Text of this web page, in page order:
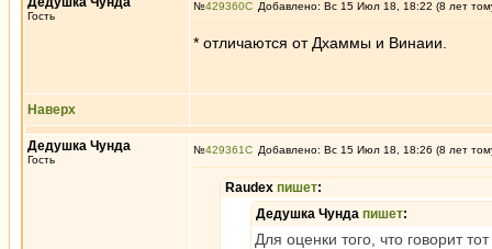
Гость
№429360 Добавлено: Вс 15 Июл 18, 18:22 (8 лет
* отличаются от Дхаммы и Винаии.
Наверх
Дедушка Чунда
Гость
№429361 Добавлено: Вс 15 Июл 18, 18:26 (8 лет
Raudex пишет:
Дедушка Чунда пишет:
Для оценки того, что говорит